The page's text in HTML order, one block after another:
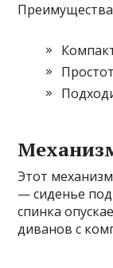
Этот
— сиденье
спинка
диванов с